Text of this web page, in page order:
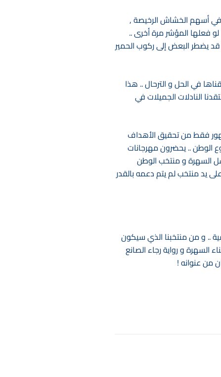
أسهم الخشاش الرخيصة ,
فعلها المؤشر مرة أخرى ..
قد يضطر البعض إلى ركوب الحمير
في الحل و الترحال .. هذا
النادلات الجميلات في
فقط من تحقيق الأهداف
الوطن .. يحضرون مهرجانات
السهرة و منتخب الوطن
يد منتخب لم يتم دعمه بالقدر
.. و من منتخبنا الذي سيكون
السهرة و رواية رجاء الصانع
من عنوانه !